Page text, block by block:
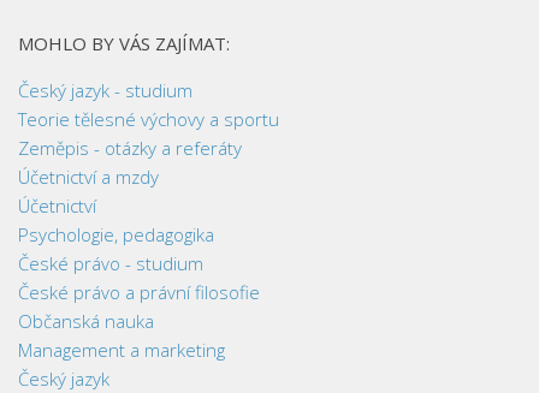
MOHLO BY VÁS ZAJÍMAT:
Český jazyk - studium
Teorie tělesné výchovy a sportu
Zeměpis - otázky a referáty
Účetnictví a mzdy
Účetnictví
Psychologie, pedagogika
České právo - studium
České právo a právní filosofie
Občanská nauka
Management a marketing
Český jazyk